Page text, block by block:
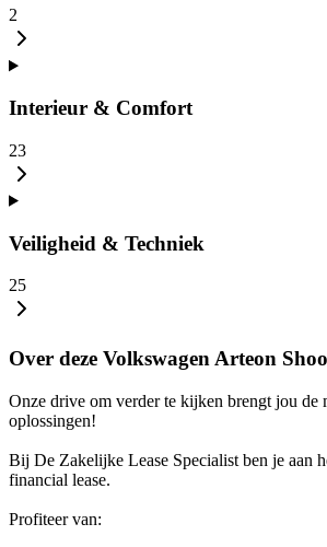
2
Interieur & Comfort
23
Veiligheid & Techniek
25
Over deze Volkswagen Arteon
Onze drive om verder te kijken brengt jou de
oplossingen!
Bij De Zakelijke Lease Specialist ben je aan
financial lease.
Profiteer van: